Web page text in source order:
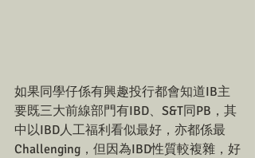
如果同學仔係有興趣投行都會知道IB主
要既三大前線部門有IBD、S&T同PB，其
中以IBD人工福利看似最好，亦都係最
Challenging，但因為IBD性質較複雜，好